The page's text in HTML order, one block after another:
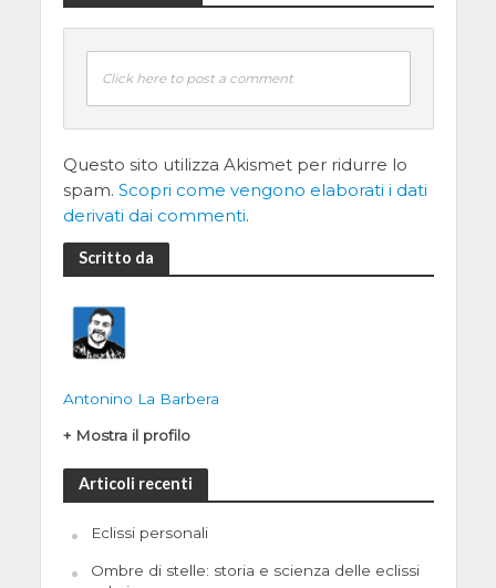
Click here to post a comment
Questo sito utilizza Akismet per ridurre lo
spam. Scopri come vengono elaborati i dati
derivati dai commenti.
Scritto da
Antonino La Barbera
+ Mostra il profilo
Articoli recenti
Eclissi personali
Ombre di stelle: storia e scienza delle eclissi